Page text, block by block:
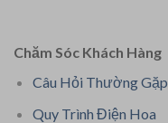
Chăm Sóc Khách Hàng
Câu Hỏi Thường Gặp
Quy Trình Điện Hoa